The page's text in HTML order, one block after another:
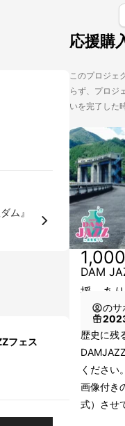
フェス
応援購
このプロジェ
らず、プロジ
いを完了した
DAM
援 あり
のサ
歴史に
ください。
画像付き
式）させ